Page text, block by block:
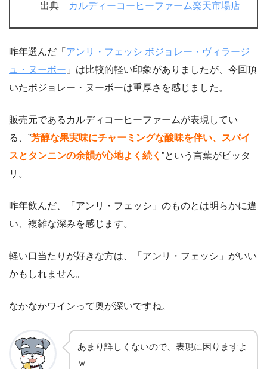
出典 カルディーコーヒーファーム楽天市場店
昨年選んだ「 アンリ・フェッシ ボジョレー・ヴィラージ
ュ・ヌーボー 」は比較的軽い印象がありましたが、今回頂
いたボジョレー・ヌーボーは重厚さを感じました。
販売元であるカルディコーヒーファームが表現してい
る、”芳醇な果実味にチャーミングな酸味を伴い、スパイ
スとタンニンの余韻が心地よく続く ”という言葉がピッタ
リ。
昨年飲んだ、「アンリ・フェッシ」のものとは明らかに違
い、複雑な深みを感じます。
軽い口当たりが好きな方は、「アンリ・フェッシ」がいい
かもしれません。
なかなかワインって奥が深いですね。
あまり詳しくないので、表現に困りますよ
ｗ